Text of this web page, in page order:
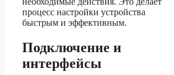
процесс настройки устройства
быстрым и эффективным.
Подключение и
интерфейсы